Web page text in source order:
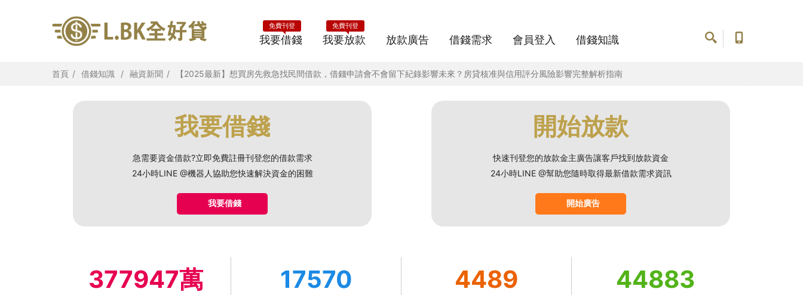
我要借錢
免費刊登
我要放款
免費刊登
放款廣告 借錢需求 會員登入 借錢知識
首頁 借錢知識 融資新聞 【2025最新】想買房先救急找民間借款，借錢申請會不會留下紀錄影響未來？房貸核准與信用評分風險影響完整解析指南
我要借錢
急需要資金借款?立即免費註冊刊登您的借款需求
24小時LINE @機器人協助您快速解決資金的困難
我要借錢
開始放款
快速刊登您的放款金主廣告讓客戶找到放款資金
24小時LINE @幫助您隨時取得最新借款需求資訊
開始廣告
377947萬 17570 4489 44883